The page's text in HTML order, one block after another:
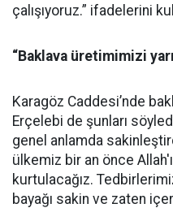
çalışıyoruz.” ifadelerini
“Baklava üretimimizi
Karagöz Caddesi’nde
Erçelebi de şunları
genel anlamda
ülkemiz bir an önce
kurtulacağız.
bayağı sakin ve zaten